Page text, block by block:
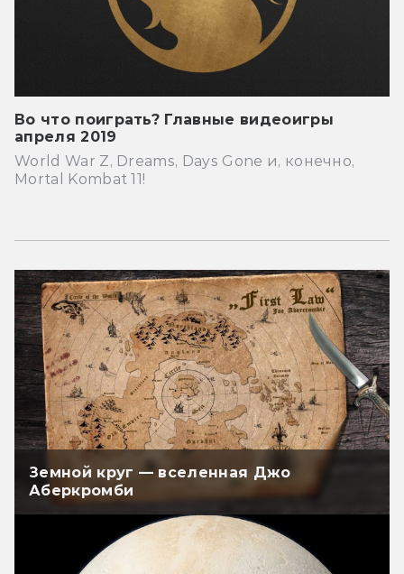
Во что поиграть? Главные видеоигры
апреля 2019
World War Z, Dreams, Days Gone и, конечно,
Mortal Kombat 11!
Земной круг — вселенная Джо
Аберкромби